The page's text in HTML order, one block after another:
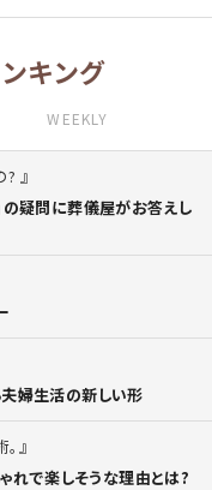
キング
WEEKLY
?
の疑問に葬儀屋がお答えし
婦生活の新しい形
れで楽しそうな理由とは?